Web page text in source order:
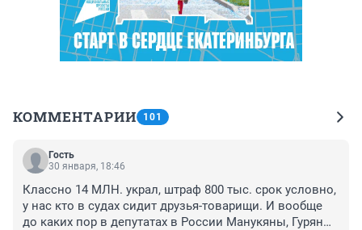
КОММЕНТАРИИ 101
Гость
30 января, 18:46
Классно 14 МЛН. украл, штраф 800 тыс. срок условно,
у нас кто в судах сидит друзья-товарищи. И вообще
до каких пор в депутатах в России Манукяны, Гуряны,